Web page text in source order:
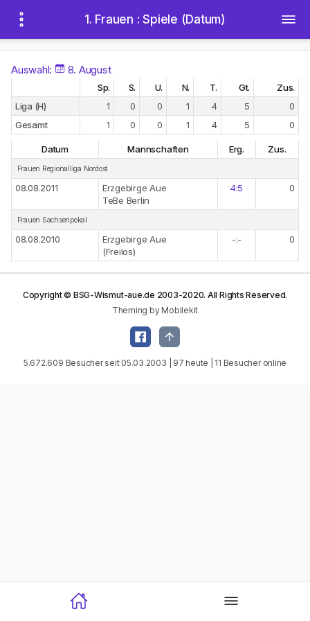
1. Frauen : Spiele (Datum)
Auswahl: 8. August
Sp. S. U. N. T. Gt.
Zus.
Liga (H)
1 0 0 1 4 5
0
Gesamt
1 0 0 1 4 5 0
Datum Mannschaften Erg. Zus.
Frauen Regionalliga Nordost
08.08.2011
Erzgebirge Aue
TeBe Berlin
4:5 0
Frauen Sachsenpokal
08.08.2010
Erzgebirge Aue
(Freilos)
-:- 0
Copyright © BSG-Wismut-aue.de 2003-2020. All Rights Reserved.
Theming by Mobilekit
5.672.609 Besucher seit 05.03.2003 | 97 heute | 11 Besucher online